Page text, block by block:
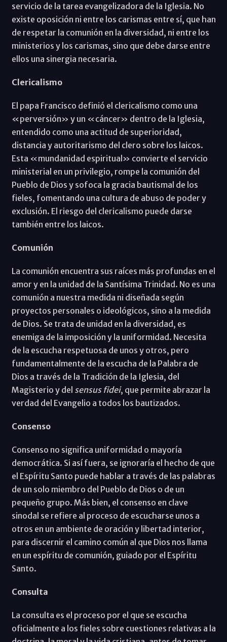
servicio de la tarea evangelizadora de la Iglesia. No
existe oposición ni entre los carismas entre sí, que han
de respetar la comunión en la diversidad, ni entre los
ministerios y los carismas, sino que debe darse entre
ellos una sinergia necesaria.
Clericalismo
El papa Francisco definió el clericalismo como una
«perversión» y un «cáncer» dentro de la Iglesia,
entendido como una actitud de superioridad,
distancia y autoritarismo del clero sobre los laicos.
Esta «mundanidad espiritual» convierte el servicio
ministerial en un privilegio, rompe la comunión del
Pueblo de Dios y sofoca la gracia bautismal de los
fieles, fomentando una cultura de abuso de poder y
exclusión. El riesgo del clericalismo puede darse
también entre los laicos.
Comunión
La comunión encuentra sus raíces más profundas en el
amor y en la unidad de la Santísima Trinidad. No es una
comunión a nuestra medida ni diseñada según
proyectos personales o ideológicos, sino a la medida
de Dios. Se trata de unidad en la diversidad, es
enemiga de la imposición y la uniformidad. Necesita
de la escucha respetuosa de unos y otros, pero
fundamentalmente de la escucha de la Palabra de
Dios a través de la Tradición de la Iglesia, del
Magisterio y del sensus fidei, que permite abrazar la
verdad del Evangelio a todos los bautizados.
Consenso
Consenso no significa uniformidad o mayoría
democrática. Si así fuera, se ignoraría el hecho de que
el Espíritu Santo puede hablar a través de las palabras
de un solo miembro del Pueblo de Dios o de un
pequeño grupo. Más bien, el consenso en clave
sinodal se refiere al proceso de escucharse unos a
otros en un ambiente de oración y libertad interior,
para discernir el camino común al que Dios nos llama
en un espíritu de comunión, guiado por el Espíritu
Santo.
Consulta
La consulta es el proceso por el que se escucha
oficialmente a los fieles sobre cuestiones relativas a la